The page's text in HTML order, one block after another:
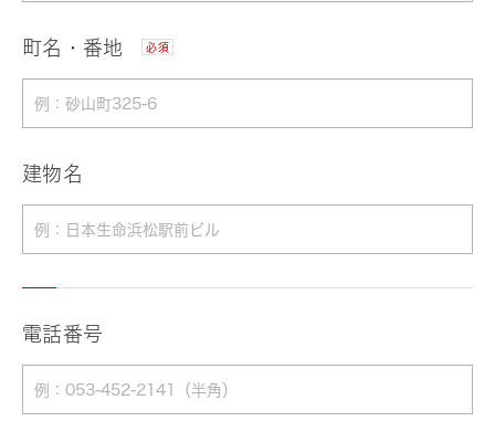
町名・番地 必須
建物名
電話番号